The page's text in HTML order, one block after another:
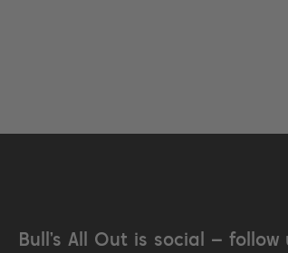
Bull’s All Out is social –